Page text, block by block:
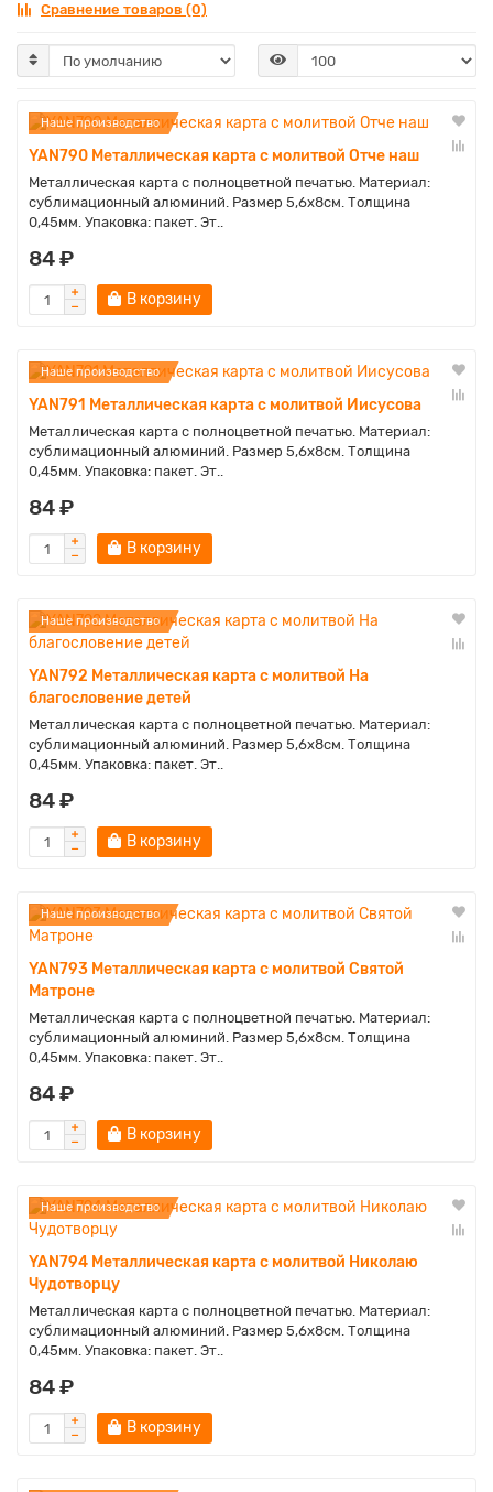
Сравнение товаров (0)
Наше производство
YAN790 Металлическая карта с молитвой Отче наш
Металлическая карта с полноцветной печатью. Материал:
сублимационный алюминий. Размер 5,6х8см. Толщина
0,45мм. Упаковка: пакет. Эт..
84 ₽
В корзину
Наше производство
YAN791 Металлическая карта с молитвой Иисусова
Металлическая карта с полноцветной печатью. Материал:
сублимационный алюминий. Размер 5,6х8см. Толщина
0,45мм. Упаковка: пакет. Эт..
84 ₽
В корзину
Наше производство
YAN792 Металлическая карта с молитвой На
благословение детей
Металлическая карта с полноцветной печатью. Материал:
сублимационный алюминий. Размер 5,6х8см. Толщина
0,45мм. Упаковка: пакет. Эт..
84 ₽
В корзину
Наше производство
YAN793 Металлическая карта с молитвой Святой
Матроне
Металлическая карта с полноцветной печатью. Материал:
сублимационный алюминий. Размер 5,6х8см. Толщина
0,45мм. Упаковка: пакет. Эт..
84 ₽
В корзину
Наше производство
YAN794 Металлическая карта с молитвой Николаю
Чудотворцу
Металлическая карта с полноцветной печатью. Материал:
сублимационный алюминий. Размер 5,6х8см. Толщина
0,45мм. Упаковка: пакет. Эт..
84 ₽
В корзину